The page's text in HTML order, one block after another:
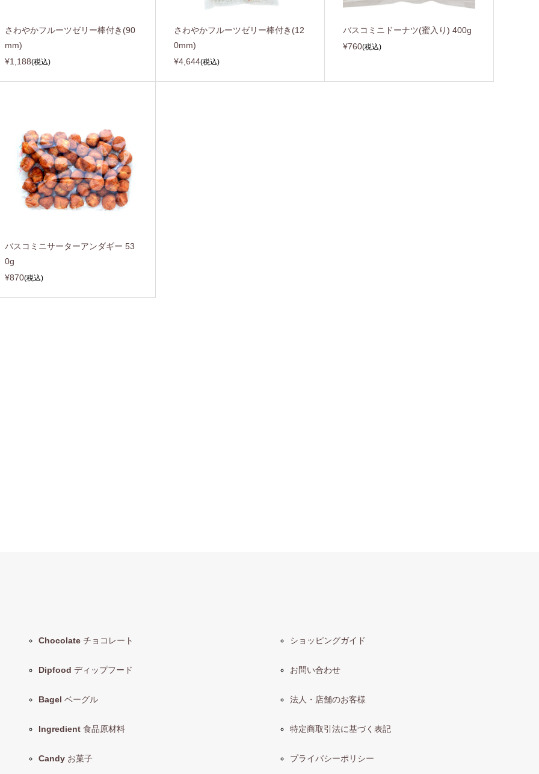
さわやかフルーツゼリー棒付き(90
mm)
¥1,188(税込)
さわやかフルーツゼリー棒付き(12
0mm)
¥4,644(税込)
バスコミニドーナツ(蜜入り) 400g
¥760(税込)
バスコミニサーターアンダギー 53
0g
¥870(税込)
Chocolateチョコレート
Dipfood ディップフード
Bagel ベーグル
Ingredient食品原材料
Candyお菓子
ショッピングガイド
お問い合わせ
法人・店舗のお客様
特定商取引法に基づく表記
プライバシーポリシー